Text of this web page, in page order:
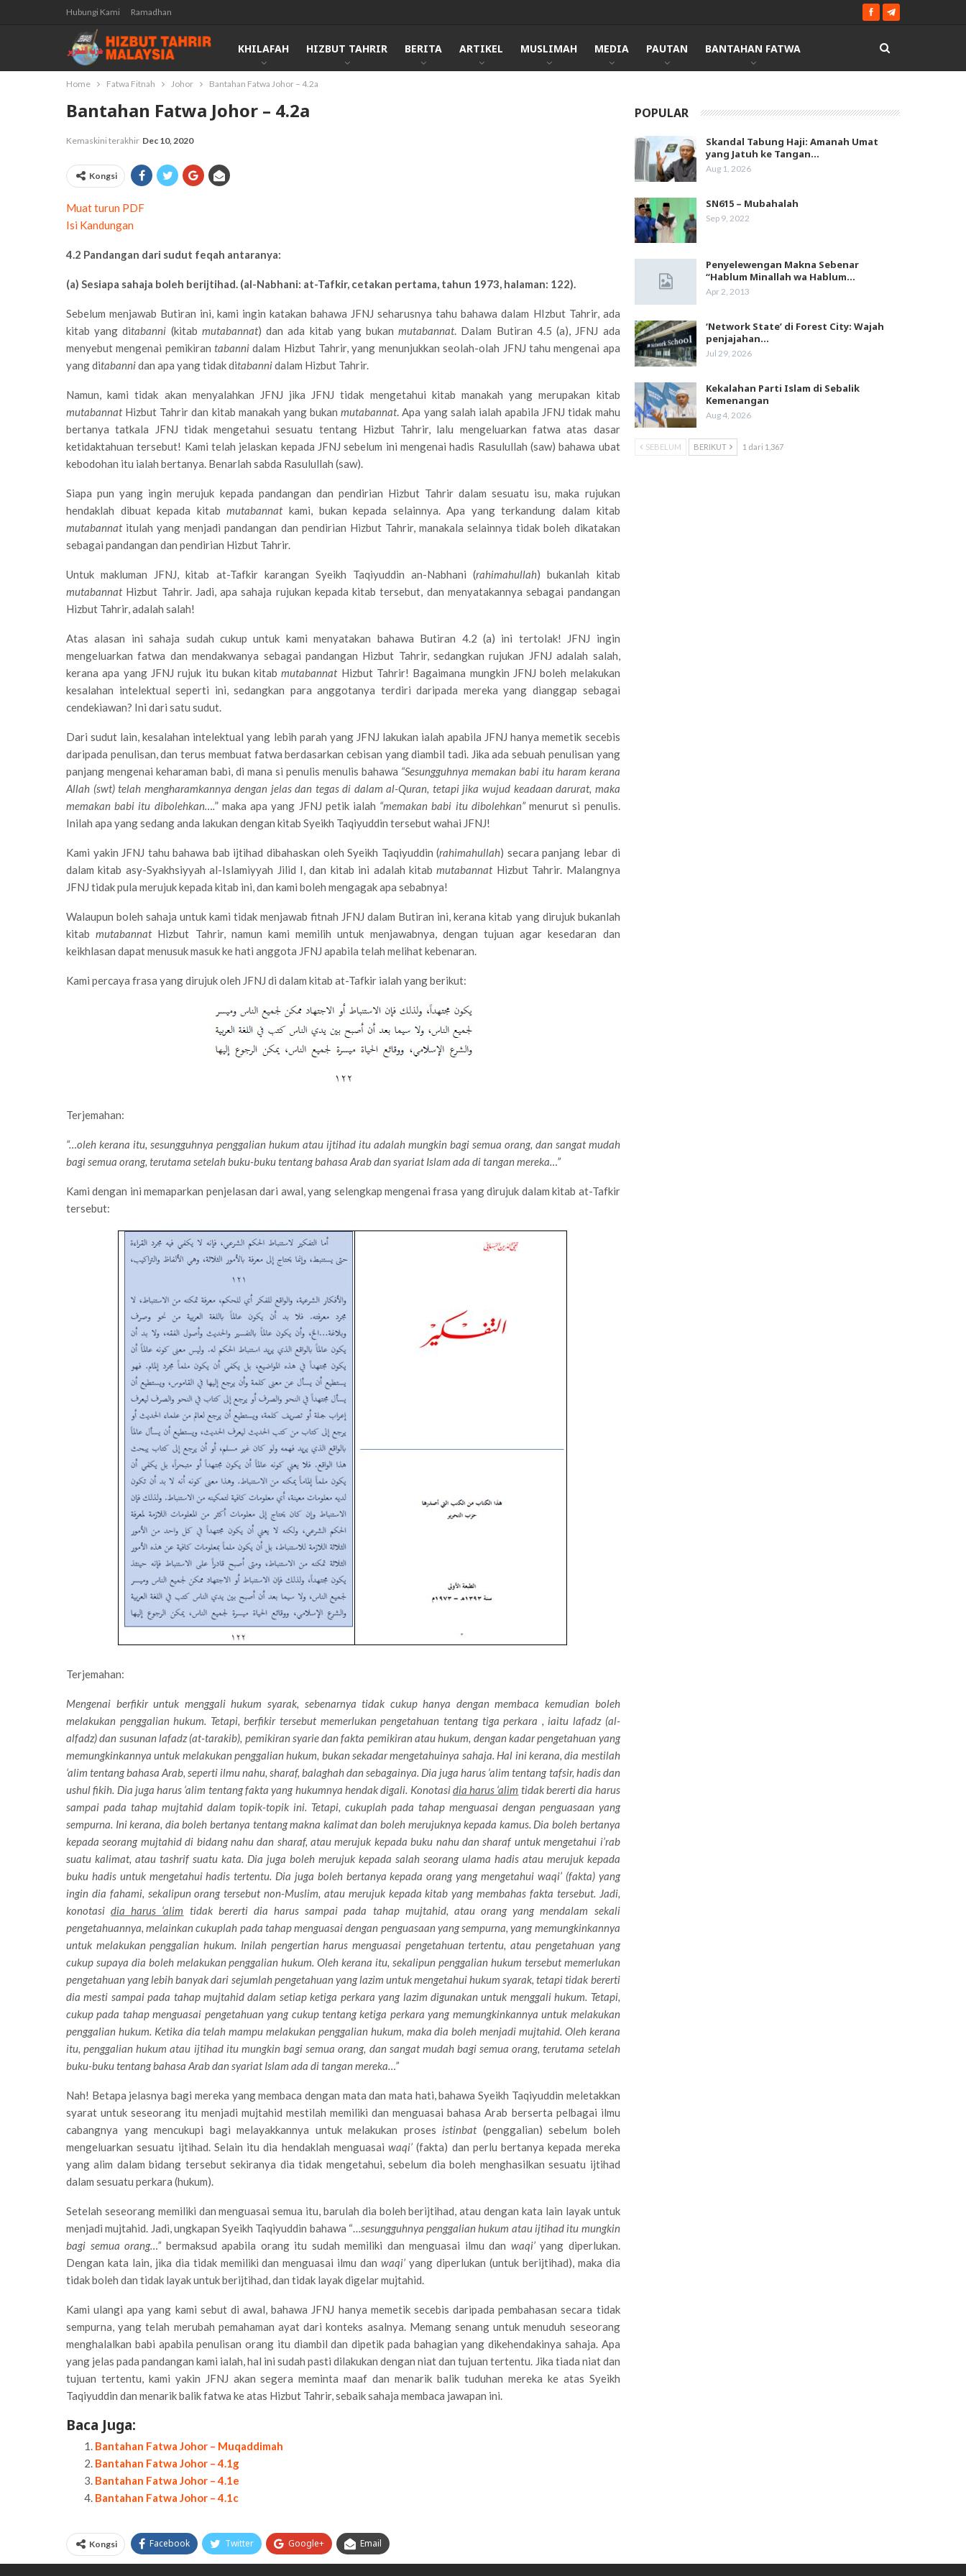
Hubungi Kami Ramadhan
KHILAFAH HIZBUT TAHRIR BERITA ARTIKEL MUSLIMAH MEDIA PAUTAN BANTAHAN FATWA
Home Fatwa Fitnah Johor Bantahan Fatwa Johor – 4.2a
Bantahan Fatwa Johor – 4.2a
Kemaskini terakhir Dec 10, 2020
Kongsi
Muat turun PDF
Isi Kandungan
4.2 Pandangan dari sudut feqah antaranya:
(a) Sesiapa sahaja boleh berijtihad. (al-Nabhani: at-Tafkir, cetakan pertama, tahun 1973, halaman: 122).
Sebelum menjawab Butiran ini, kami ingin katakan bahawa JFNJ seharusnya tahu bahawa dalam HIzbut Tahrir, ada
kitab yang ditabanni (kitab mutabannat) dan ada kitab yang bukanmutabannat. Dalam Butiran 4.5 (a), JFNJ ada
menyebut mengenai pemikirantabanni dalam Hizbut Tahrir, yang menunjukkan seolah-olah JFNJ tahu mengenai apa
yang ditabannidan apa yang tidak ditabannidalam Hizbut Tahrir.
Namun, kami tidak akan menyalahkan JFNJ jika JFNJ tidak mengetahui kitab manakah yang merupakan kitab
mutabannatHizbut Tahrir dan kitab manakah yang bukanmutabannat. Apa yang salah ialah apabila JFNJ tidak mahu
bertanya tatkala JFNJ tidak mengetahui sesuatu tentang Hizbut Tahrir, lalu mengeluarkan fatwa atas dasar
ketidaktahuan tersebut! Kami telah jelaskan kepada JFNJ sebelum ini mengenai hadis Rasulullah (saw) bahawa ubat
kebodohan itu ialah bertanya. Benarlah sabda Rasulullah (saw).
Siapa pun yang ingin merujuk kepada pandangan dan pendirian Hizbut Tahrir dalam sesuatu isu, maka rujukan
hendaklah dibuat kepada kitabmutabannatkami, bukan kepada selainnya. Apa yang terkandung dalam kitab
mutabannatitulah yang menjadi pandangan dan pendirian Hizbut Tahrir, manakala selainnya tidak boleh dikatakan
sebagai pandangan dan pendirian Hizbut Tahrir.
Untuk makluman JFNJ, kitab at-Tafkir karangan Syeikh Taqiyuddin an-Nabhani (rahimahullah) bukanlah kitab
mutabannatHizbut Tahrir. Jadi, apa sahaja rujukan kepada kitab tersebut, dan menyatakannya sebagai pandangan
Hizbut Tahrir, adalah salah!
Atas alasan ini sahaja sudah cukup untuk kami menyatakan bahawa Butiran 4.2 (a) ini tertolak! JFNJ ingin
mengeluarkan fatwa dan mendakwanya sebagai pandangan Hizbut Tahrir, sedangkan rujukan JFNJ adalah salah,
kerana apa yang JFNJ rujuk itu bukan kitabmutabannatHizbut Tahrir! Bagaimana mungkin JFNJ boleh melakukan
kesalahan intelektual seperti ini, sedangkan para anggotanya terdiri daripada mereka yang dianggap sebagai
cendekiawan? Ini dari satu sudut.
Dari sudut lain, kesalahan intelektual yang lebih parah yang JFNJ lakukan ialah apabila JFNJ hanya memetik secebis
daripada penulisan, dan terus membuat fatwa berdasarkan cebisan yang diambil tadi. Jika ada sebuah penulisan yang
panjang mengenai keharaman babi, di mana si penulis menulis bahawa “Sesungguhnya memakan babi itu haram kerana
Allah (swt) telah mengharamkannya dengan jelas dan tegas di dalam al-Quran, tetapi jika wujud keadaan darurat, maka
memakan babi itu dibolehkan….” maka apa yang JFNJ petik ialah “memakan babi itu dibolehkan”menurut si penulis.
Inilah apa yang sedang anda lakukan dengan kitab Syeikh Taqiyuddin tersebut wahai JFNJ!
Kami yakin JFNJ tahu bahawa bab ijtihad dibahaskan oleh Syeikh Taqiyuddin (rahimahullah) secara panjang lebar di
dalam kitab asy-Syakhsiyyah al-Islamiyyah Jilid I, dan kitab ini adalah kitabmutabannatHizbut Tahrir. Malangnya
JFNJ tidak pula merujuk kepada kitab ini, dan kami boleh mengagak apa sebabnya!
Walaupun boleh sahaja untuk kami tidak menjawab fitnah JFNJ dalam Butiran ini, kerana kitab yang dirujuk bukanlah
kitabmutabannatHizbut Tahrir, namun kami memilih untuk menjawabnya, dengan tujuan agar kesedaran dan
keikhlasan dapat menusuk masuk ke hati anggota JFNJ apabila telah melihat kebenaran.
Kami percaya frasa yang dirujuk oleh JFNJ di dalam kitab at-Tafkir ialah yang berikut:
Terjemahan:
“…oleh kerana itu, sesungguhnya penggalian hukum atau ijtihad itu adalah mungkin bagi semua orang, dan sangat mudah
bagi semua orang, terutama setelah buku-buku tentang bahasa Arab dan syariat Islam ada di tangan mereka…”
Kami dengan ini memaparkan penjelasan dari awal, yang selengkap mengenai frasa yang dirujuk dalam kitab at-Tafkir
tersebut:
Terjemahan:
Mengenai berfikir untuk menggali hukum syarak, sebenarnya tidak cukup hanya dengan membaca kemudian boleh
melakukan penggalian hukum. Tetapi, berfikir tersebut memerlukan pengetahuan tentang tiga perkara , iaitu lafadz (al-
alfadz) dan susunan lafadz (at-tarakib), pemikiran syarie dan fakta pemikiran atau hukum, dengan kadar pengetahuan yang
memungkinkannya untuk melakukan penggalian hukum, bukan sekadar mengetahuinya sahaja. Hal ini kerana, dia mestilah
‘alim tentang bahasa Arab, seperti ilmu nahu, sharaf, balaghah dan sebagainya. Dia juga harus ‘alim tentang tafsir, hadis dan
ushul fikih. Dia juga harus ‘alim tentang fakta yang hukumnya hendak digali. Konotasidia harus ‘alim tidak bererti dia harus
sampai pada tahap mujtahid dalam topik-topik ini. Tetapi, cukuplah pada tahap menguasai dengan penguasaan yang
sempurna. Ini kerana, dia boleh bertanya tentang makna kalimat dan boleh merujuknya kepada kamus. Dia boleh bertanya
kepada seorang mujtahid di bidang nahu dan sharaf, atau merujuk kepada buku nahu dan sharaf untuk mengetahui i’rab
suatu kalimat, atau tashrif suatu kata. Dia juga boleh merujuk kepada salah seorang ulama hadis atau merujuk kepada
buku hadis untuk mengetahui hadis tertentu. Dia juga boleh bertanya kepada orang yang mengetahui waqi’ (fakta) yang
ingin dia fahami, sekalipun orang tersebut non-Muslim, atau merujuk kepada kitab yang membahas fakta tersebut. Jadi,
konotasidia harus ‘alim tidak bererti dia harus sampai pada tahap mujtahid, atau orang yang mendalam sekali
pengetahuannya, melainkan cukuplah pada tahap menguasai dengan penguasaan yang sempurna, yang memungkinkannya
untuk melakukan penggalian hukum. Inilah pengertian harus menguasai pengetahuan tertentu, atau pengetahuan yang
cukup supaya dia boleh melakukan penggalian hukum. Oleh kerana itu, sekalipun penggalian hukum tersebut memerlukan
pengetahuan yang lebih banyak dari sejumlah pengetahuan yang lazim untuk mengetahui hukum syarak, tetapi tidak bererti
dia mesti sampai pada tahap mujtahid dalam setiap ketiga perkara yang lazim digunakan untuk menggali hukum. Tetapi,
cukup pada tahap menguasai pengetahuan yang cukup tentang ketiga perkara yang memungkinkannya untuk melakukan
penggalian hukum. Ketika dia telah mampu melakukan penggalian hukum, maka dia boleh menjadi mujtahid. Oleh kerana
itu, penggalian hukum atau ijtihad itu mungkin bagi semua orang, dan sangat mudah bagi semua orang, terutama setelah
buku-buku tentang bahasa Arab dan syariat Islam ada di tangan mereka…”
Nah! Betapa jelasnya bagi mereka yang membaca dengan mata dan mata hati, bahawa Syeikh Taqiyuddin meletakkan
syarat untuk seseorang itu menjadi mujtahid mestilah memiliki dan menguasai bahasa Arab berserta pelbagai ilmu
cabangnya yang mencukupi bagi melayakkannya untuk melakukan proses istinbat(penggalian) sebelum boleh
mengeluarkan sesuatu ijtihad. Selain itu dia hendaklah menguasaiwaqi’ (fakta) dan perlu bertanya kepada mereka
yang alim dalam bidang tersebut sekiranya dia tidak mengetahui, sebelum dia boleh menghasilkan sesuatu ijtihad
dalam sesuatu perkara (hukum).
Setelah seseorang memiliki dan menguasai semua itu, barulah dia boleh berijtihad, atau dengan kata lain layak untuk
menjadi mujtahid. Jadi, ungkapan Syeikh Taqiyuddin bahawa “…sesungguhnya penggalian hukum atau ijtihad itu mungkin
bagi semua orang…”bermaksud apabila orang itu sudah memiliki dan menguasai ilmu dan waqi’yang diperlukan.
Dengan kata lain, jika dia tidak memiliki dan menguasai ilmu danwaqi’ yang diperlukan (untuk berijtihad), maka dia
tidak boleh dan tidak layak untuk berijtihad, dan tidak layak digelar mujtahid.
Kami ulangi apa yang kami sebut di awal, bahawa JFNJ hanya memetik secebis daripada pembahasan secara tidak
sempurna, yang telah merubah pemahaman ayat dari konteks asalnya. Memang senang untuk menuduh seseorang
menghalalkan babi apabila penulisan orang itu diambil dan dipetik pada bahagian yang dikehendakinya sahaja. Apa
yang jelas pada pandangan kami ialah, hal ini sudah pasti dilakukan dengan niat dan tujuan tertentu. Jika tiada niat dan
tujuan tertentu, kami yakin JFNJ akan segera meminta maaf dan menarik balik tuduhan mereka ke atas Syeikh
Taqiyuddin dan menarik balik fatwa ke atas Hizbut Tahrir, sebaik sahaja membaca jawapan ini.
Baca Juga:
Bantahan Fatwa Johor – Muqaddimah
Bantahan Fatwa Johor – 4.1g
Bantahan Fatwa Johor – 4.1e
Bantahan Fatwa Johor – 4.1c
Kongsi Facebook Twitter Google+ Email
POPULAR
Skandal Tabung Haji: Amanah Umat
yang Jatuh ke Tangan…
Aug 1, 2026
SN615 – Mubahalah
Sep 9, 2022
Penyelewengan Makna Sebenar
“Hablum Minallah wa Hablum…
Apr 2, 2013
‘Network State’ di Forest City: Wajah
penjajahan…
Jul 29, 2026
Kekalahan Parti Islam di Sebalik
Kemenangan
Aug 4, 2026
SEBELUM BERIKUT 1 dari 1,367